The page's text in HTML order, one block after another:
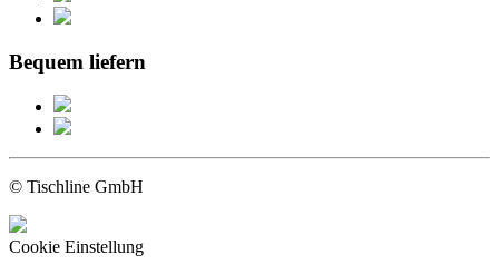
Bequem liefern
© Tischline GmbH
Cookie Einstellung